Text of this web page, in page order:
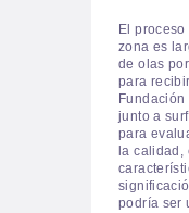
El
zona es
de olas por
para
junto a
para
la calidad,
podría ser